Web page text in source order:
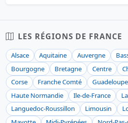
LES RÉGIONS DE FRANCE
Alsace Aquitaine Auvergne
Bourgogne
Bretagne Centre
Corse
Franche Comté Guadeloupe
Haute Normandie
Ile-de-France
Languedoc-Roussillon
Limousin